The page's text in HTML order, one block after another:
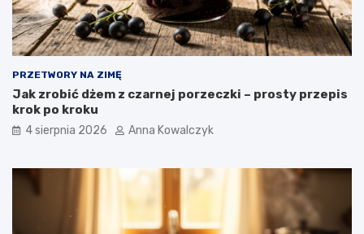
PRZETWORY NA ZIMĘ
Jak zrobić dżem z czarnej porzeczki – prosty przepis
krok po kroku
4 sierpnia 2026 Anna Kowalczyk